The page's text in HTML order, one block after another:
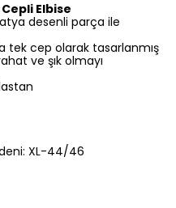
Elbise
desenli parça ile
tek cep olarak tasarlanmış
ve şık olmayı
XL-44/46